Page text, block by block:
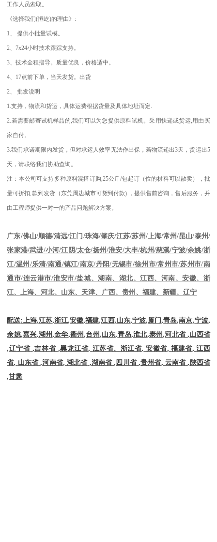
工作人员索取。
《选择我们(恒屹)的理由》 :
1、提供小批量试模。
2、7x24小时技术跟踪支持。
3、技术全程指导。质量优良，价格适中。
4、 17点前下单，当天发货。出货
2、批发说明
1.支持，物流和货运，具体运费根据货量及具体地址而定.
2.若需要邮寄试机样品的,我们可以为您提供原料试机。采用快递或货运,用由买
家自付。
3.我们承诺期限内发货，但对承运人效率无法作出保，若物流递出3天，货运出5
天，请联络我们协助查询。
注：本公司可支持多种原料混搭订购,25公斤/包起订（位的材料可以散卖），批
量可折扣,款到发货（东莞周边城市可货到付款). ，提供售前咨询，售后服务，并
由工程师提供一对一的产品问题解决方案。
广东/佛山/顺德/清远/江门 /珠海/肇庆/江苏/苏州/上海/常州/昆山/泰州/
张家港/武进/小河/江阴/太仓/扬州/淮安/大丰/杭州/慈溪/宁波/余姚/浙
江/温州/乐清/南通/镇江/南京/丹阳/无锡市/徐州市/常州市/苏州市/南
通市/连云港市/淮安市/盐城、湖南、湖北、江西、河南、安徽、浙
江、上海、河北、山东、天津、广西、贵州、福建、新疆、辽宁
配送: 上海,江苏,浙江,安徽,福建,江西,山东,宁波,厦门,青岛,南京,宁波,
余姚,嘉兴,湖州,金华,衢州,台州,山东,青岛,淮北,泰州,河北省 ,山西省
,辽宁省 ,吉林省 ,黑龙江省, 江苏省、浙江省, 安徽省, 福建省, 江西
省, 山东省 ,河南省, 湖北省 ,湖南省 , 四川省 ,贵州省, 云南省 , 陕西省
,甘肃